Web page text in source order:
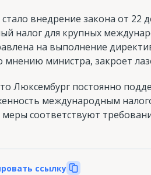
внедрение закона от 22
налог для крупных
на выполнение
министра, закроет
Люксембург постоянно
международным
соответствуют
ссылку